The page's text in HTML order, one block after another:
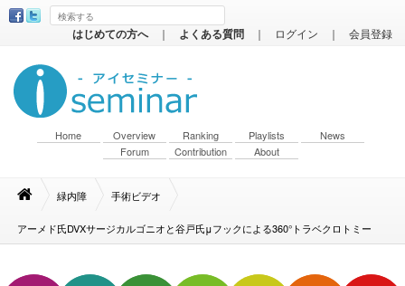
はじめての方へ ｜ よくある質問 ｜ ログイン ｜ 会員登録
Home Overview Ranking Playlists
News
Forum
Contribution About
緑内障 手術ビデオ
アーメド氏DVXサージカルゴニオと谷戸氏μフックによる360°トラベクロトミー